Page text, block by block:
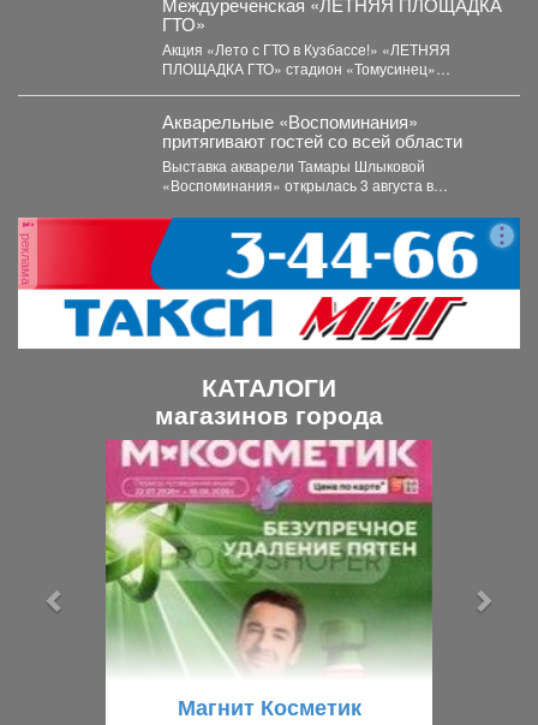
ГТО»
Акция «Лето с ГТО в Кузбассе!» «ЛЕТНЯЯ
ПЛОЩАДКА ГТО» стадион «Томусинец»
Акварельные «Воспоминания»
притягивают гостей со всей области
Выставка акварели Тамары Шлыковой
«Воспоминания» открылась 3 августа в
реклама
КАТАЛОГИ
магазинов города
Магнит Косметик